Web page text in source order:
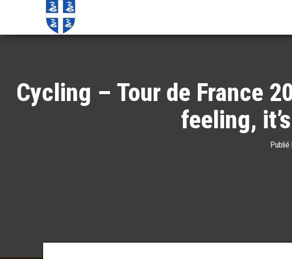
Cycling – Tour de France
feeling,
Publié